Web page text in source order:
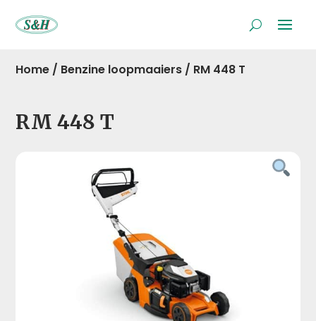
Home / Benzine loopmaaiers / RM 448 T
RM 448 T